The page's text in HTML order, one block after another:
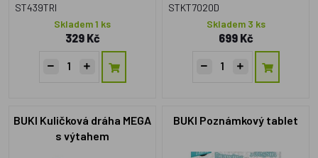
ST439TRI
Skladem 1 ks
329 Kč
STKT7020D
Skladem 3 ks
699 Kč
BUKI Kuličková dráha MEGA
s výtahem
BUKI Poznámkový tablet